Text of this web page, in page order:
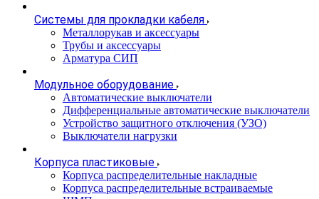
Системы для прокладки кабеля
Металлорукав и аксессуары
Трубы и аксессуары
Арматура СИП
Модульное оборудование
Автоматические выключатели
Дифференциальные автоматические выключатели
Устройство защитного отключения (УЗО)
Выключатели нагрузки
Корпуса пластиковые
Корпуса распределительные накладные
Корпуса распределительные встраиваемые